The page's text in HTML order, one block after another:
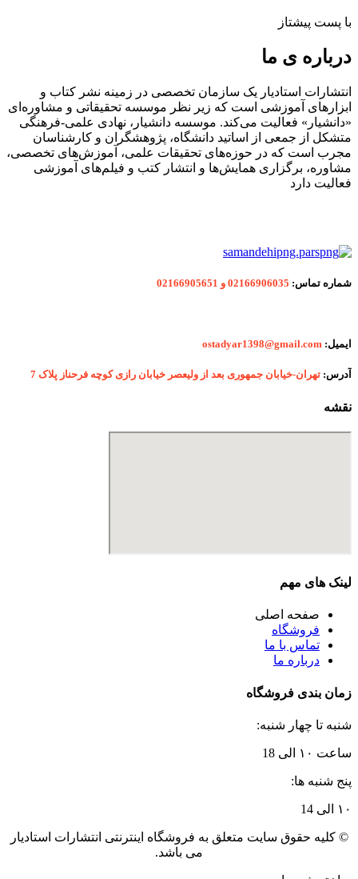
با پست پیشتاز
درباره ی ما
انتشارات استادیار یک سازمان تخصصی در زمینه نشر کتاب و
ابزارهای آموزشی است که زیر نظر موسسه تحقیقاتی و مشاوره‌ای
«دانشیار» فعالیت می‌کند. موسسه دانشیار، نهادی علمی-فرهنگی
متشکل از جمعی از اساتید دانشگاه، پژوهشگران و کارشناسان
مجرب است که در حوزه‌های تحقیقات علمی، آموزش‌های تخصصی،
مشاوره، برگزاری همایش‌ها و انتشار کتب و فیلم‌های آموزشی
فعالیت دارد
شماره تماس: 02166906035 و 02166905651
ایمیل: ostadyar1398@gmail.com
آدرس: تهران-خیابان جمهوری بعد از ولیعصر خیابان رازی کوچه فرحناز پلاک 7
نقشه
لینک های مهم
صفحه اصلی
فروشگاه
تماس با ما
درباره ما
زمان بندی فروشگاه
شنبه تا چهار شنبه:
ساعت ۱۰ الی 18
پنج شنبه ها:
۱۰ الی 14
© کلیه حقوق سایت متعلق به فروشگاه اینترنتی انتشارات استادیار
می باشد.